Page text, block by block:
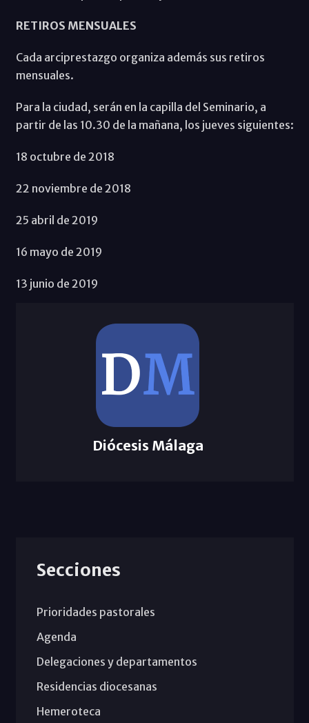
RETIROS MENSUALES
Cada arciprestazgo organiza además sus retiros
mensuales.
Para la ciudad, serán en la capilla del Seminario, a
partir de las 10.30 de la mañana, los jueves siguientes:
18 octubre de 2018
22 noviembre de 2018
25 abril de 2019
16 mayo de 2019
13 junio de 2019
Diócesis Málaga
Secciones
Prioridades pastorales
Agenda
Delegaciones y departamentos
Residencias diocesanas
Hemeroteca